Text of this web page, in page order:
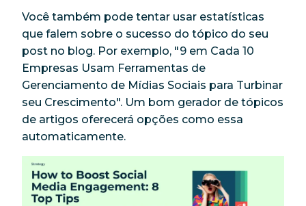
Você também pode tentar usar estatísticas
que falem sobre o sucesso do tópico do seu
post no blog. Por exemplo, "9 em Cada 10
Empresas Usam Ferramentas de
Gerenciamento de Mídias Sociais para Turbinar
seu Crescimento". Um bom gerador de tópicos
de artigos oferecerá opções como essa
automaticamente.